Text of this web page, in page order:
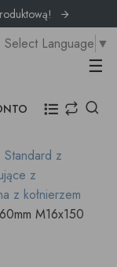
☰
Select Language ▼
Standard z
z
z kołnierzem
M16x150